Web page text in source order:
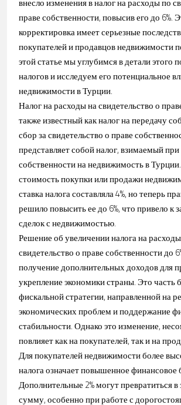
праве собственности, повысив его до 6%.
корректировка имеет серьезные
покупателей и продавцов недвижимости
этой статье мы углубимся в детали этого
налогов и исследуем его потенциальное
недвижимости в Турции.
Налог на расходы на свидетельство о
также известный как налог на передачу
сбор за свидетельство о праве
представляет собой налог, взимаемый
собственности на недвижимость в
стоимость покупки или продажи
ставка налога составляла 4%, но теперь
решило повысить ее до 6%, что привело к
сделок с недвижимостью.
Решение об увеличении налога на
свидетельство о праве собственности до
получение дополнительных доходов для
укрепление экономики страны. Это часть
фискальной стратегии, направленной на
экономических проблем и поддержание
стабильности. Однако это изменение,
повлияет как на покупателей, так и на
Для покупателей недвижимости более
налога означает повышенное финансовое
Дополнительные 2% могут превратиться
сумму, особенно при работе с